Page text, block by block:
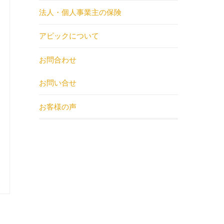
法人・個人事業主の保険
アピックについて
お問合わせ
お問い合せ
お客様の声